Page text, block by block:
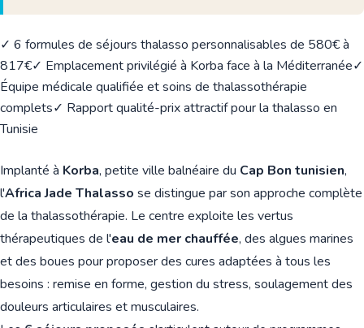
✓ 6 formules de séjours thalasso personnalisables de 580€ à
817€✓ Emplacement privilégié à Korba face à la Méditerranée✓
Équipe médicale qualifiée et soins de thalassothérapie
complets✓ Rapport qualité-prix attractif pour la thalasso en
Tunisie
Implanté à Korba, petite ville balnéaire du Cap Bon tunisien,
l'Africa Jade Thalasso se distingue par son approche complète
de la thalassothérapie. Le centre exploite les vertus
thérapeutiques de l'eau de mer chauffée, des algues marines
et des boues pour proposer des cures adaptées à tous les
besoins : remise en forme, gestion du stress, soulagement des
douleurs articulaires et musculaires.